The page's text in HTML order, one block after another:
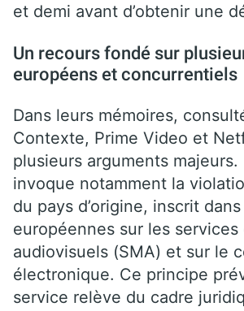
et demi avant d’obtenir une
Un recours fondé sur
européens et concurrentiels
Dans leurs mémoires,
Contexte, Prime Video et
plusieurs arguments majeurs.
invoque notamment la
du pays d’origine, inscrit
européennes sur les services
audiovisuels (SMA) et sur le
électronique. Ce principe
service relève du cadre